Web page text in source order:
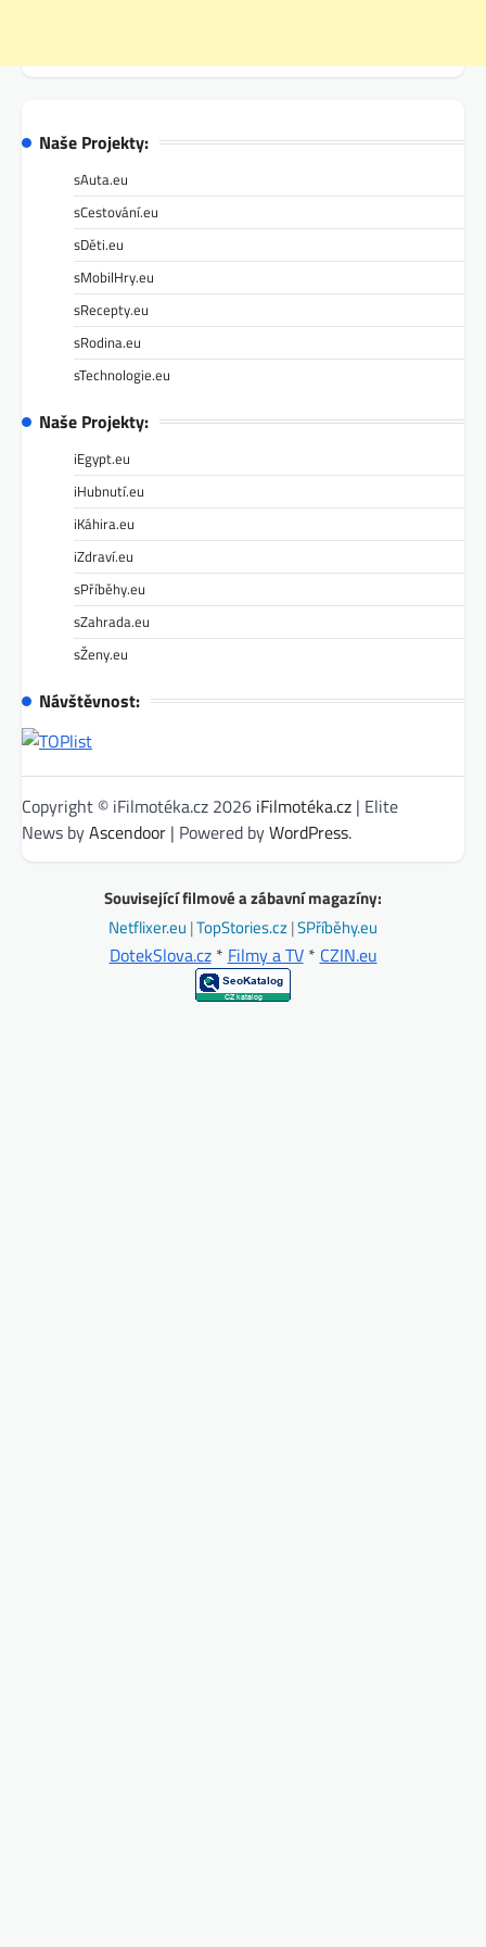
Naše Projekty:
sAuta.eu
sCestování.eu
sDěti.eu
sMobilHry.eu
sRecepty.eu
sRodina.eu
sTechnologie.eu
Naše Projekty:
iEgypt.eu
iHubnutí.eu
iKáhira.eu
iZdraví.eu
sPříběhy.eu
sZahrada.eu
sŽeny.eu
Návštěvnost:
Copyright © iFilmotéka.cz 2026 iFilmotéka.cz | Elite
News byAscendoor | Powered byWordPress.
Související filmové a zábavní magazíny:
Netflixer.eu |TopStories.cz|SPříběhy.eu
DotekSlova.cz* Filmy a TV* CZIN.eu